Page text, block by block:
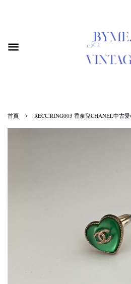
首頁 › RECC.RING003 香奈兒CHANEL中古